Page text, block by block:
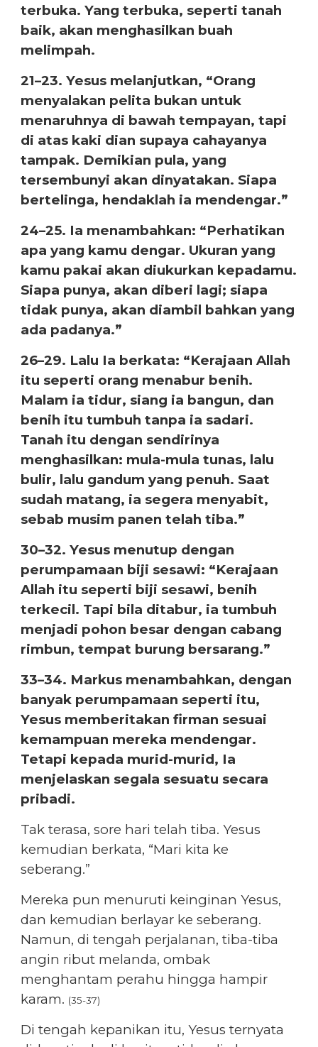
terbuka. Yang terbuka, seperti tanah
baik, akan menghasilkan buah
melimpah.
21–23. Yesus melanjutkan, “Orang
menyalakan pelita bukan untuk
menaruhnya di bawah tempayan, tapi
di atas kaki dian supaya cahayanya
tampak. Demikian pula, yang
tersembunyi akan dinyatakan. Siapa
bertelinga, hendaklah ia mendengar.”
24–25. Ia menambahkan: “Perhatikan
apa yang kamu dengar. Ukuran yang
kamu pakai akan diukurkan kepadamu.
Siapa punya, akan diberi lagi; siapa
tidak punya, akan diambil bahkan yang
ada padanya.”
26–29. Lalu Ia berkata: “Kerajaan Allah
itu seperti orang menabur benih.
Malam ia tidur, siang ia bangun, dan
benih itu tumbuh tanpa ia sadari.
Tanah itu dengan sendirinya
menghasilkan: mula-mula tunas, lalu
bulir, lalu gandum yang penuh. Saat
sudah matang, ia segera menyabit,
sebab musim panen telah tiba.”
30–32. Yesus menutup dengan
perumpamaan biji sesawi: “Kerajaan
Allah itu seperti biji sesawi, benih
terkecil. Tapi bila ditabur, ia tumbuh
menjadi pohon besar dengan cabang
rimbun, tempat burung bersarang.”
33–34. Markus menambahkan, dengan
banyak perumpamaan seperti itu,
Yesus memberitakan firman sesuai
kemampuan mereka mendengar.
Tetapi kepada murid-murid, Ia
menjelaskan segala sesuatu secara
pribadi.
Tak terasa, sore hari telah tiba. Yesus
kemudian berkata, “Mari kita ke
seberang.”
Mereka pun menuruti keinginan Yesus,
dan kemudian berlayar ke seberang.
Namun, di tengah perjalanan, tiba-tiba
angin ribut melanda, ombak
menghantam perahu hingga hampir
karam. (35-37)
Di tengah kepanikan itu, Yesus ternyata